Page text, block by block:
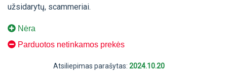
užsidarytų, scammeriai.
Nėra
Parduotos netinkamos prekės
Atsiliepimas parašytas: 2024.10.20